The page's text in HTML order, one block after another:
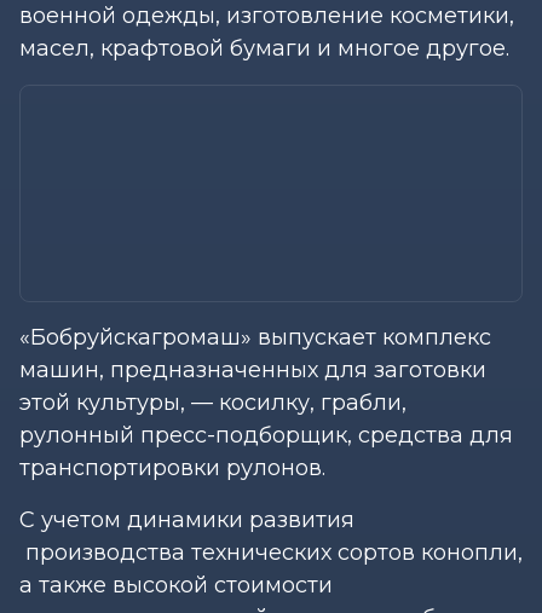
военной одежды, изготовление косметики,
масел, крафтовой бумаги и многое другое.
«Бобруйскагромаш» выпускает комплекс
машин, предназначенных для заготовки
этой культуры, — косилку, грабли,
рулонный пресс-подборщик, средства для
транспортировки рулонов.
С учетом динамики развития
производства технических сортов конопли,
а также высокой стоимости